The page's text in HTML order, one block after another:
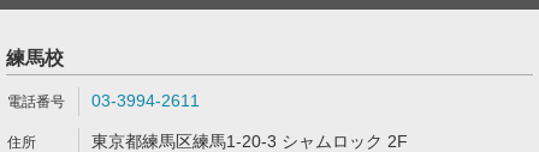
練馬校
03-3994-2611
東京都練馬区練馬1-20-3 シャムロック 2F